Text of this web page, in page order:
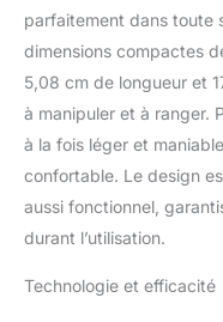
parfaitement dans toute
dimensions compactes
5,08 cm de longueur et
à manipuler et à ranger.
à la fois léger et
confortable. Le design
aussi fonctionnel,
durant l’utilisation.
Technologie et efficacité